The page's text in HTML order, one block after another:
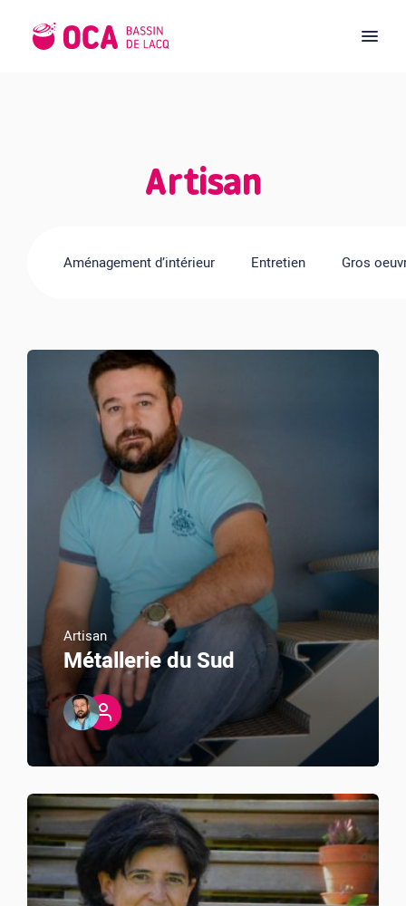
Artisan
Aménagement d’intérieur Entretien Gros
Artisan
Métallerie du Sud